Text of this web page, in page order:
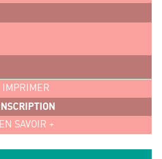
IMPRIMER
INSCRIPTION
EN SAVOIR +